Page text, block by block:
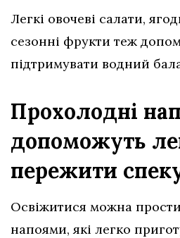
Легкі овочеві салати,
сезонні фрукти теж
підтримувати водний
Прохолодні
допоможуть
пережити
Освіжитися можна
напоями, які легко